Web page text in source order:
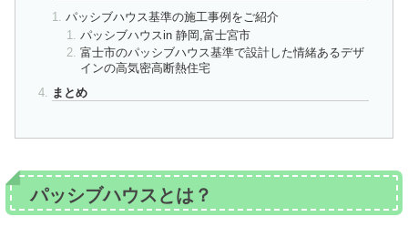
パッシブハウス基準の施工事例をご紹介
パッシブハウスin 静岡,富士宮市
富士市のパッシブハウス基準で設計した情緒あるデザ
インの高気密高断熱住宅
まとめ
パッシブハウスとは？